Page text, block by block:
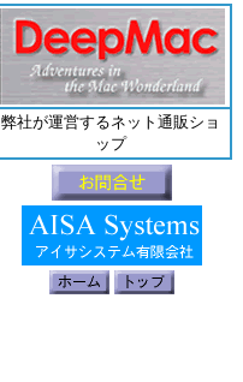
弊社が運営するネット通販ショ
ップ